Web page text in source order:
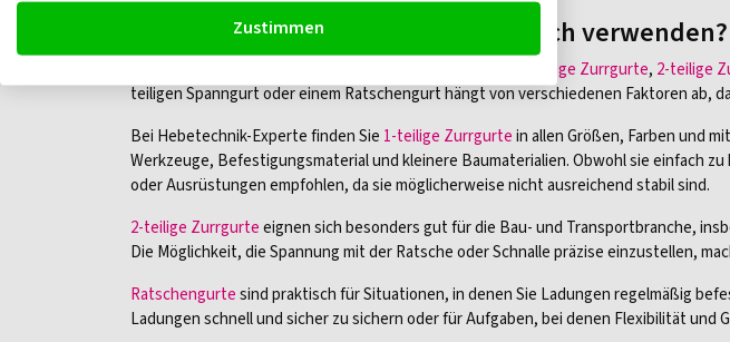
Welche Arten von Zurrgurten kann ich verwenden?
1-teilige Zurrgurte, 2-teilige
teiligen Spanngurt oder einem Ratschengurt hängt von verschiedenen Faktoren
Bei Hebetechnik-Experte finden Sie 1-teilige Zurrgurtein allen Größen, Farben und
Werkzeuge, Befestigungsmaterial und kleinere Baumaterialien. Obwohl sie einfach
oder Ausrüstungen empfohlen, da sie möglicherweise nicht ausreichend stabil sind.
2-teilige Zurrgurteeignen sich besonders gut für die Bau- und Transportbranche,
Die Möglichkeit, die Spannung mit der Ratsche oder Schnalle präzise einzustellen,
Ratschengurtesind praktisch für Situationen, in denen Sie Ladungen regelmäßig
Ladungen schnell und sicher zu sichern oder für Aufgaben, bei denen Flexibilität und
Zustimmen